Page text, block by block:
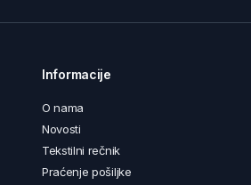
Informacije
O nama
Novosti
Tekstilni rečnik
Praćenje pošiljke